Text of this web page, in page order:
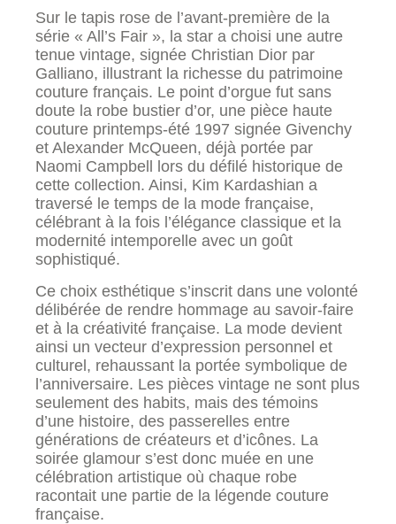
Sur le tapis rose de l’avant-première de la
série « All’s Fair », la star a choisi une autre
tenue vintage, signée Christian Dior par
Galliano, illustrant la richesse du patrimoine
couture français. Le point d’orgue fut sans
doute la robe bustier d’or, une pièce haute
couture printemps-été 1997 signée Givenchy
et Alexander McQueen, déjà portée par
Naomi Campbell lors du défilé historique de
cette collection. Ainsi, Kim Kardashian a
traversé le temps de la mode française,
célébrant à la fois l’élégance classique et la
modernité intemporelle avec un goût
sophistiqué.
Ce choix esthétique s’inscrit dans une volonté
délibérée de rendre hommage au savoir-faire
et à la créativité française. La mode devient
ainsi un vecteur d’expression personnel et
culturel, rehaussant la portée symbolique de
l’anniversaire. Les pièces vintage ne sont plus
seulement des habits, mais des témoins
d’une histoire, des passerelles entre
générations de créateurs et d’icônes. La
soirée glamour s’est donc muée en une
célébration artistique où chaque robe
racontait une partie de la légende couture
française.